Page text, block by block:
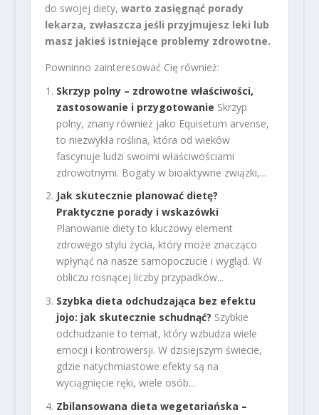
do swojej diety, warto zasięgnąć porady
lekarza, zwłaszcza jeśli przyjmujesz leki lub
masz jakieś istniejące problemy zdrowotne.
Powninno zainteresować Cię również:
Skrzyp polny – zdrowotne właściwości,
zastosowanie i przygotowanie Skrzyp
polny, znany również jako Equisetum arvense,
to niezwykła roślina, która od wieków
fascynuje ludzi swoimi właściwościami
zdrowotnymi. Bogaty w bioaktywne związki,...
Jak skutecznie planować dietę?
Praktyczne porady i wskazówki
Planowanie diety to kluczowy element
zdrowego stylu życia, który może znacząco
wpłynąć na nasze samopoczucie i wygląd. W
obliczu rosnącej liczby przypadków...
Szybka dieta odchudzająca bez efektu
jojo: jak skutecznie schudnąć? Szybkie
odchudzanie to temat, który wzbudza wiele
emocji i kontrowersji. W dzisiejszym świecie,
gdzie natychmiastowe efekty są na
wyciągnięcie ręki, wiele osób...
Zbilansowana dieta wegetariańska –